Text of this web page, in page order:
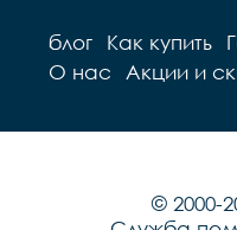
блог Как купить
О нас
Акции и
© 2000-